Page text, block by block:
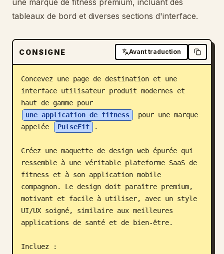
Tarifs
Blog
Mises à jour
une marque de fitness premium, incluant des
tableaux de bord et diverses sections d'interface.
CONSIGNE Avant traduction
Concevez une page de destination et une
interface utilisateur produit modernes et
haut de gamme pour
une application de fitness
pour une marque
appelée
PulseFit .
Créez une maquette de design web épurée qui
ressemble à une véritable plateforme SaaS de
fitness et à son application mobile
compagnon. Le design doit paraître premium,
motivant et facile à utiliser, avec un style
UI/UX soigné, similaire aux meilleures
applications de santé et de bien-être.
Incluez :